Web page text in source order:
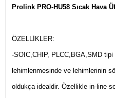
Prolink PRO-HU58 Sıcak Hava
ÖZELLİKLER:
-SOIC,CHIP, PLCC,BGA,SMD
lehimlenmesinde ve lehimlerinin
oldukça idealdir. Özellikle in-line